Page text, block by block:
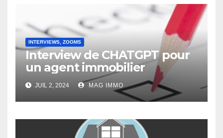
INTERVIEWS, ZOOMS
Interview de CHATGPT pour
un agent immobilier
JUIL 2, 2024 MAG IMMO